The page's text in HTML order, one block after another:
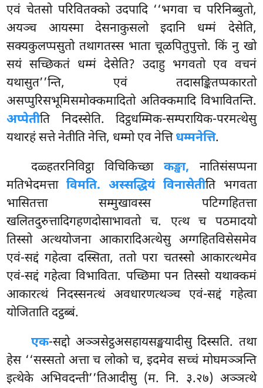
एवं चेतसो परिवितक्को उदपादि ‘‘भगवा च परिनिब्बुतो,
अयञ्च आयस्मा देसनाकुसलो इदानि धम्मं देसेति,
सक्यकुलप्पसुतो तथागतस्स भाता चूळपितुपुत्तो. किं नु खो
सयं सच्छिकतं धम्मं देसेति? उदाहु भगवतो एव वचनं
यथासुत’’न्ति, एवं तदासङ्कितप्पकारतो
असप्पुरिसभूमिसमोक्कमादितो अतिक्कमादि विभावितन्ति.
अप्पेतीति निदस्सेति. दिट्ठधम्मिक-सम्परायिक-परमत्थेसु
यथारहं सत्ते नेतीति नेत्ति, धम्मो एव नेत्तिधम्मनेत्ति.
दळ्हतरनिविट्ठा विचिकिच्छा कङ्खा, नातिसंसप्पना
मतिभेदमत्ताविमति. अस्सद्धियं विनासेतीति भगवता
भासितत्ता सम्मुखावस्स पटिग्गहितत्ता
खलितदुरुत्तादिगहणदोसाभावतो च. एत्थ च पठमादयो
तिस्सो अत्थयोजना आकारादिअत्थेसु अग्गहितविसेसमेव
एवं-सद्दं गहेत्वा दस्सिता, ततो परा चतस्सो आकारत्थमेव
एवं-सद्दं गहेत्वा विभाविता. पच्छिमा पन तिस्सो यथाक्कमं
आकारत्थं निदस्सनत्थं अवधारणत्थञ्च एवं-सद्दं गहेत्वा
योजिताति दट्ठब्बं.
एक-सद्दो अञ्ञसेट्ठअसहायसङ्खयादीसु दिस्सति. तथा
हेस ‘‘सस्सतो अत्ता च लोको च, इदमेव सच्चं मोघमञ्ञन्ति
इत्थेके अभिवदन्ती’’तिआदीसु (म. नि. ३.२७) अञ्ञत्थे